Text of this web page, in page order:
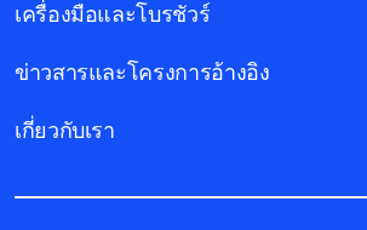
เครื่องมือและโบรชัวร์
ข่าวสารและโครงการอ้างอิง
เกี่ยวกับเรา